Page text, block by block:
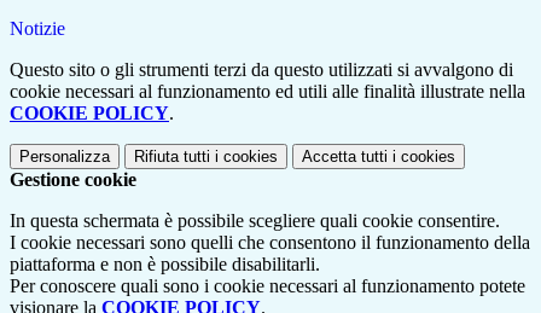
Notizie
Questo sito o gli strumenti terzi da questo utilizzati si avvalgono di
cookie necessari al funzionamento ed utili alle finalità illustrate nella
COOKIE POLICY.
Personalizza Rifiuta tutti i cookies Accetta tutti i cookies
Gestione cookie
In questa schermata è possibile scegliere quali cookie consentire.
I cookie necessari sono quelli che consentono il funzionamento della
piattaforma e non è possibile disabilitarli.
Per conoscere quali sono i cookie necessari al funzionamento potete
visionare la COOKIE POLICY.